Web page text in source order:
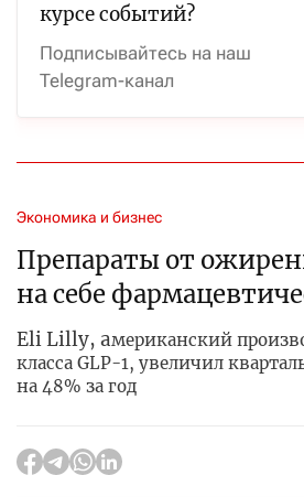
курсе событий?
Подписывайтесь на наш
Telegram-канал
Экономика и бизнес
Препараты от
на себе
Eli Lilly, американский
класса GLP-1, увеличил
на 48% за год